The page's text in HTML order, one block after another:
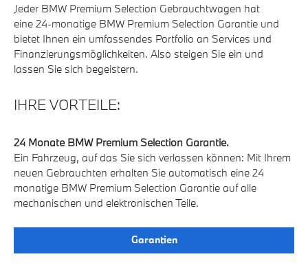
Jeder BMW Premium Selection Gebrauchtwagen hat
eine 24-monatige BMW Premium Selection Garantie und
bietet Ihnen ein umfassendes Portfolio an Services und
Finanzierungsmöglichkeiten. Also steigen Sie ein und
lassen Sie sich begeistern.
IHRE VORTEILE:
24 Monate BMW Premium Selection Garantie.
Ein Fahrzeug, auf das Sie sich verlassen können: Mit Ihrem
neuen Gebrauchten erhalten Sie automatisch eine 24
monatige BMW Premium Selection Garantie auf alle
mechanischen und elektronischen Teile.
Garantien